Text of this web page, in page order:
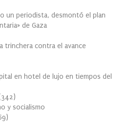
un periodista, desmontó el plan
de Gaza
trinchera contra el avance
en hotel de lujo en tiempos del
342)
y socialismo
)